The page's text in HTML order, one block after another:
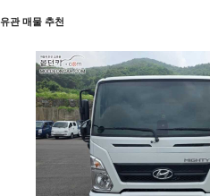
유관 매물 추천